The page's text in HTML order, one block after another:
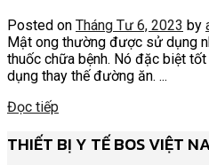
Posted on Tháng Tư 6, 2023 by
Mật ong thường được sử dụng
thuốc chữa bệnh. Nó đặc biệt
dụng thay thế đường ăn. ...
Đọc tiếp
THIẾT BỊ Y TẾ BOS VIỆT